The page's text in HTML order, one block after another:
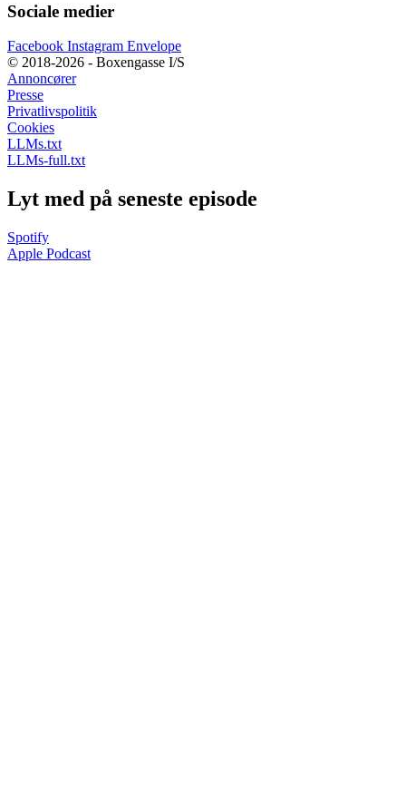
Sociale medier
Facebook Instagram Envelope
© 2018-2026 - Boxengasse I/S
Annoncører
Presse
Privatlivspolitik
Cookies
LLMs.txt
LLMs-full.txt
Lyt med på seneste episode
Spotify
Apple Podcast